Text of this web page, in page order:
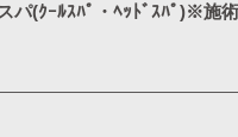
パ(ｸｰﾙｽﾊﾟ・ﾍｯﾄﾞｽﾊﾟ)※施